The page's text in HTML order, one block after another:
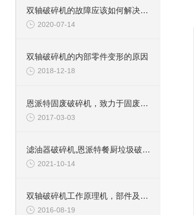
双轴破碎机的故障应该如何解决呢？
2020-07-14
双轴破碎机的内部零件变形的原因
2018-12-18
恩派特固废破碎机，致力于固废处理
2017-03-03
滤油器破碎机,恩派特餐厨垃圾破碎机介绍
2021-10-14
双轴破碎机工作原理机，部件及应用范围
2016-08-19